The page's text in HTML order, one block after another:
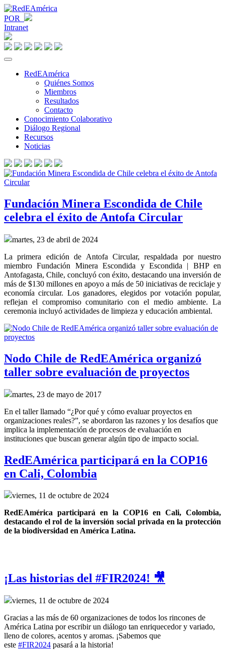
POR
Intranet
RedEAmérica
Quiénes Somos
Miembros
Resultados
Contacto
Conocimiento Colaborativo
Diálogo Regional
Recursos
Noticias
Fundación Minera Escondida de Chile
celebra el éxito de Antofa Circular
martes, 23 de abril de 2024
La primera edición de Antofa Circular, respaldada por nuestro
miembro Fundación Minera Escondida y Escondida | BHP en
Antofagasta, Chile, concluyó con éxito, destacando una inversión de
más de $130 millones en apoyo a más de 50 iniciativas de reciclaje y
economía circular. Los ganadores, elegidos por votación popular,
reflejan el compromiso comunitario con el medio ambiente. La
ceremonia incluyó actividades de limpieza y educación ambiental.
Nodo Chile de RedEAmérica organizó
taller sobre evaluación de proyectos
martes, 23 de mayo de 2017
En el taller llamado “¿Por qué y cómo evaluar proyectos en
organizaciones reales?”, se abordaron las razones y los desafíos que
implica la implementación de procesos de evaluación en
instituciones que buscan generar algún tipo de impacto social.
RedEAmérica participará en la COP16
en Cali, Colombia
viernes, 11 de octubre de 2024
RedEAmérica participará en la COP16 en Cali, Colombia,
destacando el rol de la inversión social privada en la protección
de la biodiversidad en América Latina.
¡Las historias del #FIR2024! 🎥
viernes, 11 de octubre de 2024
Gracias a las más de 60 organizaciones de todos los rincones de
América Latina por escribir un diálogo tan enriquecedor y variado,
lleno de colores, acentos y aromas. ¡Sabemos que
este #FIR2024 pasará a la historia!